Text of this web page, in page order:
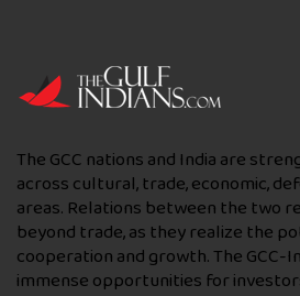
The GCC nations and India are
across cultural, trade, economic,
areas. Relations between the two
beyond trade, as they realize the
cooperation and growth. The
immense opportunities for